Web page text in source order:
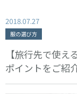
2018.07.27
服の選び方
【旅行先で使
ポイントをご紹